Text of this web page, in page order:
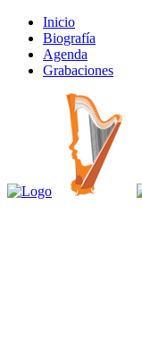
Inicio
Biografía
Agenda
Grabaciones